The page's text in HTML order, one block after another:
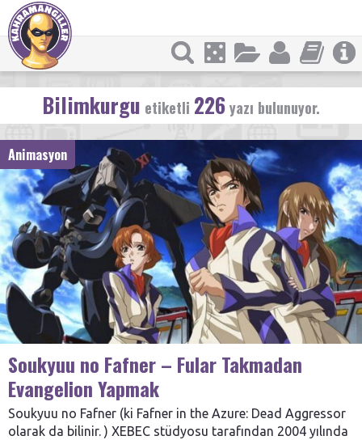
Bilimkurgu etiketli 226yazı bulunuyor.
Animasyon
Soukyuu no Fafner – Fular Takmadan
Evangelion Yapmak
Soukyuu no Fafner (ki Fafner in the Azure: Dead Aggressor
olarak da bilinir. ) XEBEC stüdyosu tarafından 2004 yılında